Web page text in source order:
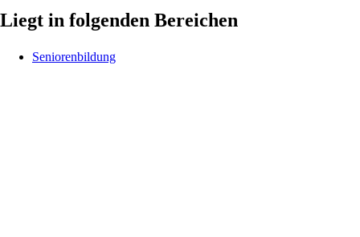
Liegt in folgenden Bereichen
Seniorenbildung